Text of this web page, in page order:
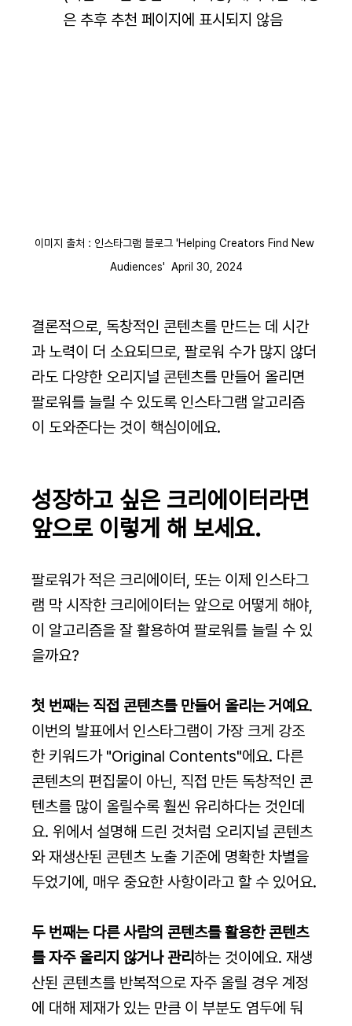
은 추후 추천 페이지에 표시되지 않음
이미지 출처 : 인스타그램 블로그 'Helping Creators Find New
Audiences'  April 30, 2024
결론적으로, 독창적인 콘텐츠를 만드는 데 시간
과 노력이 더 소요되므로, 팔로워 수가 많지 않더
라도 다양한 오리지널 콘텐츠를 만들어 올리면
팔로워를 늘릴 수 있도록 인스타그램 알고리즘
이 도와준다는 것이 핵심이에요.
성장하고 싶은 크리에이터라면
앞으로 이렇게 해 보세요.
팔로워가 적은 크리에이터, 또는 이제 인스타그
램 막 시작한 크리에이터는 앞으로 어떻게 해야,
이 알고리즘을 잘 활용하여 팔로워를 늘릴 수 있
을까요?
첫 번째는 직접 콘텐츠를 만들어 올리는 거예요.
이번의 발표에서 인스타그램이 가장 크게 강조
한 키워드가 "Original Contents"에요. 다른
콘텐츠의 편집물이 아닌, 직접 만든 독창적인 콘
텐츠를 많이 올릴수록 훨씬 유리하다는 것인데
요. 위에서 설명해 드린 것처럼 오리지널 콘텐츠
와 재생산된 콘텐츠 노출 기준에 명확한 차별을
두었기에, 매우 중요한 사항이라고 할 수 있어요.
두 번째는 다른 사람의 콘텐츠를 활용한 콘텐츠
를 자주 올리지 않거나 관리하는 것이에요. 재생
산된 콘텐츠를 반복적으로 자주 올릴 경우 계정
에 대해 제재가 있는 만큼 이 부분도 염두에 둬